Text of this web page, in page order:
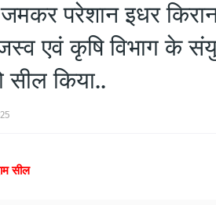
परेशान इधर
एवं कृषि विभाग के
किया..
सील